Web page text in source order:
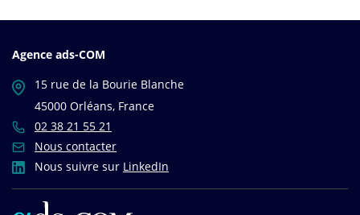
Agence ads-COM
15 rue de la Bourie Blanche
45000 Orléans, France
02 38 21 55 21
Nous contacter
Nous suivre sur LinkedIn